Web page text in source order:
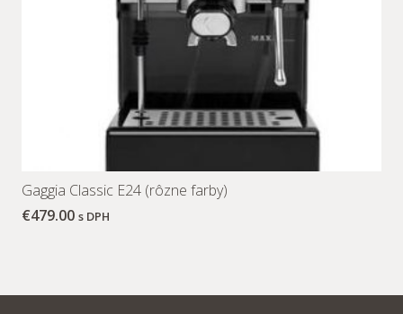
Gaggia Classic E24 (rôzne farby)
€479.00 s DPH